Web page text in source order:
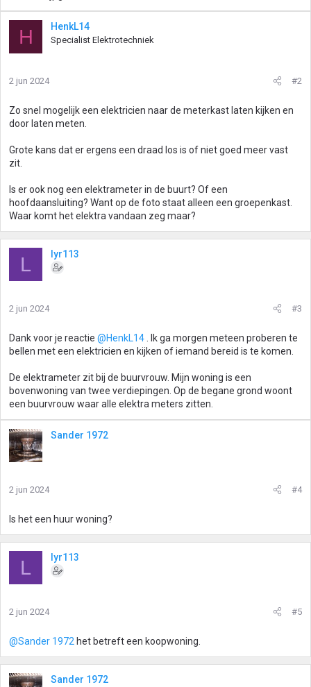
H HenkL14
Specialist Elektrotechniek
2 jun 2024 #2
Zo snel mogelijk een elektricien naar de meterkast laten kijken en
door laten meten.
Grote kans dat er ergens een draad los is of niet goed meer vast
zit.
Is er ook nog een elektrameter in de buurt? Of een
hoofdaansluiting? Want op de foto staat alleen een groepenkast.
Waar komt het elektra vandaan zeg maar?
L lyr113
2 jun 2024 #3
Dank voor je reactie @HenkL14 . Ik ga morgen meteen proberen te
bellen met een elektricien en kijken of iemand bereid is te komen.
De elektrameter zit bij de buurvrouw. Mijn woning is een
bovenwoning van twee verdiepingen. Op de begane grond woont
een buurvrouw waar alle elektra meters zitten.
Sander 1972
2 jun 2024 #4
Is het een huur woning?
L lyr113
2 jun 2024 #5
@Sander 1972 het betreft een koopwoning.
Sander 1972